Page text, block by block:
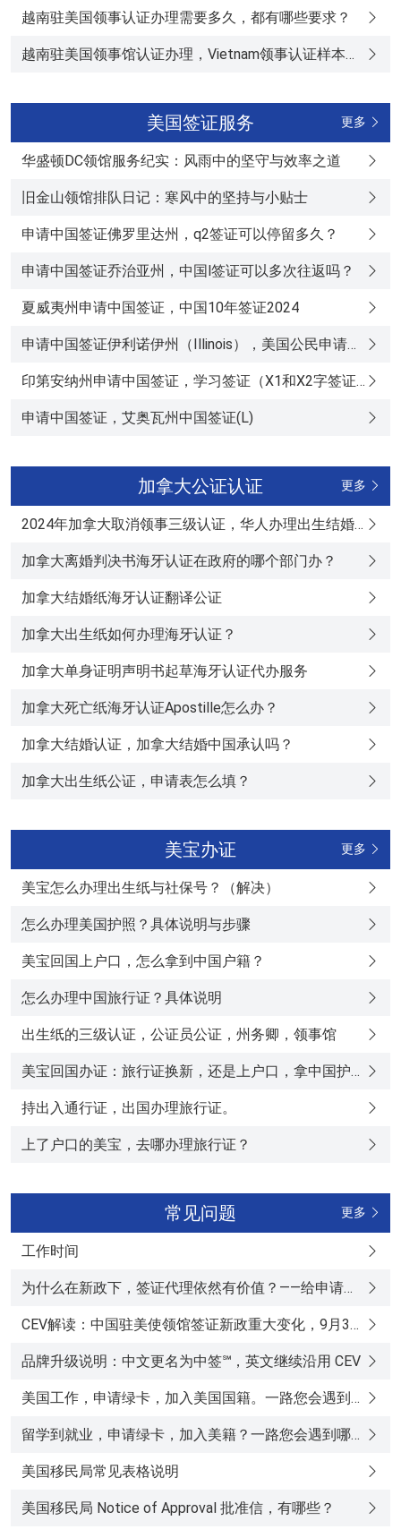
越南驻美国领事认证办理需要多久，都有哪些要求？
越南驻美国领事馆认证办理，Vietnam领事认证样本参考
美国签证服务 更多
华盛顿DC领馆服务纪实：风雨中的坚守与效率之道
旧金山领馆排队日记：寒风中的坚持与小贴士
申请中国签证佛罗里达州，q2签证可以停留多久？
申请中国签证乔治亚州，中国l签证可以多次往返吗？
夏威夷州申请中国签证，中国10年签证2024
申请中国签证伊利诺伊州（Illinois），美国公民申请中国签证
印第安纳州申请中国签证，学习签证（X1和X2字签证）
申请中国签证，艾奥瓦州中国签证(L)
加拿大公证认证 更多
2024年加拿大取消领事三级认证，华人办理出生结婚无犯罪海牙认证
加拿大离婚判决书海牙认证在政府的哪个部门办？
加拿大结婚纸海牙认证翻译公证
加拿大出生纸如何办理海牙认证？
加拿大单身证明声明书起草海牙认证代办服务
加拿大死亡纸海牙认证Apostille怎么办？
加拿大结婚认证，加拿大结婚中国承认吗？
加拿大出生纸公证，申请表怎么填？
美宝办证 更多
美宝怎么办理出生纸与社保号？（解决）
怎么办理美国护照？具体说明与步骤
美宝回国上户口，怎么拿到中国户籍？
怎么办理中国旅行证？具体说明
出生纸的三级认证，公证员公证，州务卿，领事馆
美宝回国办证：旅行证换新，还是上户口，拿中国护照？
持出入通行证，出国办理旅行证。
上了户口的美宝，去哪办理旅行证？
常见问题 更多
工作时间
为什么在新政下，签证代理依然有价值？——给申请人的一份指南
CEV解读：中国驻美使领馆签证新政重大变化，9月30日全面上线在线申请平台
品牌升级说明：中文更名为中签℠，英文继续沿用 CEV
美国工作，申请绿卡，加入美国国籍。一路您会遇到哪些移民局表格
留学到就业，申请绿卡，加入美籍？一路您会遇到哪些移民局表格？
美国移民局常见表格说明
美国移民局 Notice of Approval 批准信，有哪些？